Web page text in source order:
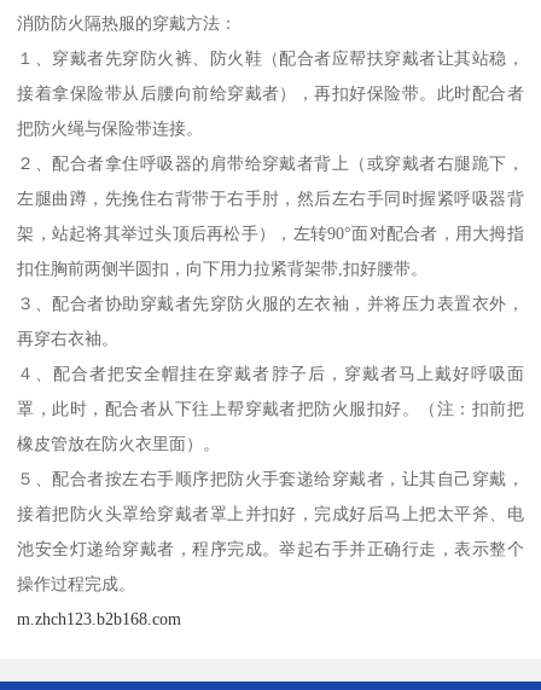
消防防火隔热服的穿戴方法：
１、穿戴者先穿防火裤、防火鞋（配合者应帮扶穿戴者让其站稳，
接着拿保险带从后腰向前给穿戴者），再扣好保险带。此时配合者
把防火绳与保险带连接。
２、配合者拿住呼吸器的肩带给穿戴者背上（或穿戴者右腿跪下，
左腿曲蹲，先挽住右背带于右手肘，然后左右手同时握紧呼吸器背
架，站起将其举过头顶后再松手），左转90°面对配合者，用大拇指
扣住胸前两侧半圆扣，向下用力拉紧背架带,扣好腰带。
３、配合者协助穿戴者先穿防火服的左衣袖，并将压力表置衣外，
再穿右衣袖。
４、配合者把安全帽挂在穿戴者脖子后，穿戴者马上戴好呼吸面
罩，此时，配合者从下往上帮穿戴者把防火服扣好。（注：扣前把
橡皮管放在防火衣里面）。
５、配合者按左右手顺序把防火手套递给穿戴者，让其自己穿戴，
接着把防火头罩给穿戴者罩上并扣好，完成好后马上把太平斧、电
池安全灯递给穿戴者，程序完成。举起右手并正确行走，表示整个
操作过程完成。
m.zhch123.b2b168.com